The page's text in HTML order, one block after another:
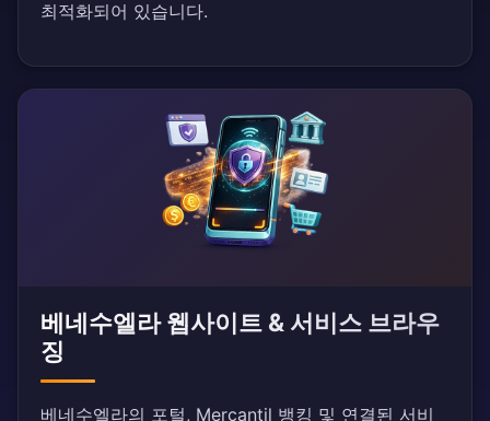
최적화되어 있습니다.
베네수엘라 웹사이트 & 서비스 브라우
징
베네수엘라의 포털, Mercantil 뱅킹 및 연결된 서비